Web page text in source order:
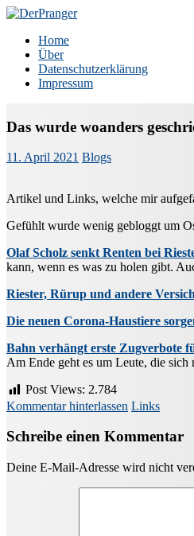
Zum
springen
DerPranger
Finanzen, Freiheit, Prangerei
Home
Über
Datenschutzerklärung
Impressum
Das wurde woanders
11. April 2021 Blogs
Artikel und Links, welche mir
Gefühlt wurde wenig gebloggt um
Olaf Scholz senkt Renten bei
kann, wenn es was zu holen gibt.
Riester, Rürup und andere
Die neuen Corona-Haustiere
Bahn verhängt erste Zugverbote
Am Ende geht es um Leute, die
Post Views: 2.784
Kommentar hinterlassen Links
Schreibe einen Kommentar
Deine E-Mail-Adresse wird nicht